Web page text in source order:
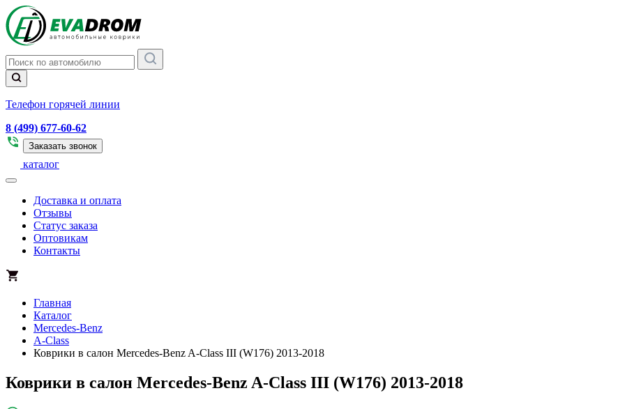
Телефон горячей линии
8 (499) 677-60-62
Заказать звонок
каталог
Доставка и оплата
Отзывы
Статус заказа
Оптовикам
Контакты
Главная
Каталог
Mercedes-Benz
A-Class
Коврики в салон Mercedes-Benz A-Class III (W176) 2013-2018
Коврики в салон Mercedes-Benz A-Class III (W176) 2013-2018